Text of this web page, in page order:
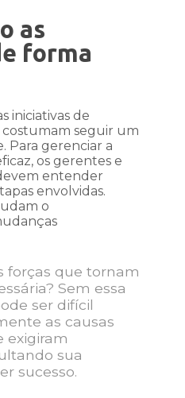
as
forma
iniciativas de
costumam seguir um
Para gerenciar a
os gerentes e
entender
envolvidas.
o
forças que tornam
Sem essa
ser difícil
as causas
exigiram
sua
sucesso.